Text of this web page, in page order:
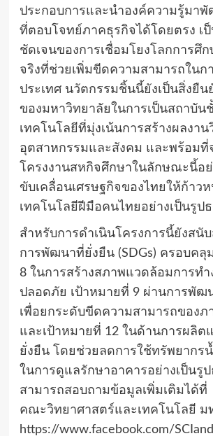
ประกอบการและนำองค์ความรู้มา
ที่ตอบโจทย์ภาคธุรกิจได้โดยตรง เ
ชัดเจนของการเชื่อมโยงโลกการศึ
จริงที่ช่วยเพิ่มขีดความสามารถในก
ประเทศ นวัตกรรมชิ้นนี้ยังเป็นสิ่งยื
ของมหาวิทยาลัยในการเป็นสถาบัน
เทคโนโลยีที่มุ่งเน้นการสร้างผลงาน
อุตสาหกรรมและสังคม และพร้อมที่
โครงงานสหกิจศึกษาในลักษณะนี้อย่
ขับเคลื่อนเศรษฐกิจของไทยให้ก้าว
เทคโนโลยีฝีมือคนไทยอย่างเป็นรูป
สำหรับการดำเนินโครงการนี้ยังสนั
การพัฒนาที่ยั่งยืน (SDGs) ครอบคลุ
8 ในการสร้างสภาพแวดล้อมการท
ปลอดภัย เป้าหมายที่ 9 ผ่านการพัฒ
เพื่อยกระดับขีดความสามารถของภ
และเป้าหมายที่ 12 ในด้านการผลิต
ยั่งยืน โดยช่วยลดการใช้ทรัพยากร
ในการดูแลรักษาอาคารอย่างเป็นรู
สามารถสอบถามข้อมูลเพิ่มเติมได้ที่
คณะวิทยาศาสตร์และเทคโนโลยี ม
https://www.facebook.com/